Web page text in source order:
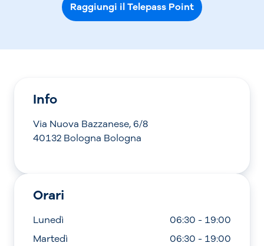
Raggiungi il Telepass Point
Info
Via Nuova Bazzanese, 6/8
40132 Bologna Bologna
Orari
Lunedì
06:30 - 19:00
Martedì
06:30 - 19:00